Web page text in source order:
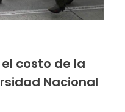
costo de la
Nacional